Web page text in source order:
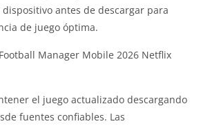
antes de descargar para
de juego óptima.
Manager Mobile 2026 Netflix
el juego actualizado descargando
fuentes confiables. Las